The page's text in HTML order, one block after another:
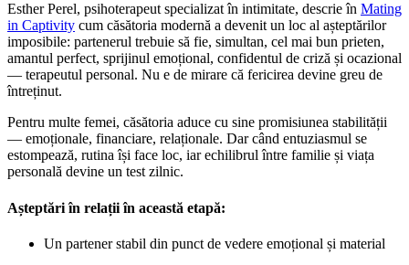
Esther Perel, psihoterapeut specializat în intimitate, descrie în Mating
in Captivity cum căsătoria modernă a devenit un loc al așteptărilor
imposibile: partenerul trebuie să fie, simultan, cel mai bun prieten,
amantul perfect, sprijinul emoțional, confidentul de criză și ocazional
— terapeutul personal. Nu e de mirare că fericirea devine greu de
întreținut.
Pentru multe femei, căsătoria aduce cu sine promisiunea stabilității
— emoționale, financiare, relaționale. Dar când entuziasmul se
estompează, rutina își face loc, iar echilibrul între familie și viața
personală devine un test zilnic.
Așteptări în relații în această etapă:
Un partener stabil din punct de vedere emoțional și material